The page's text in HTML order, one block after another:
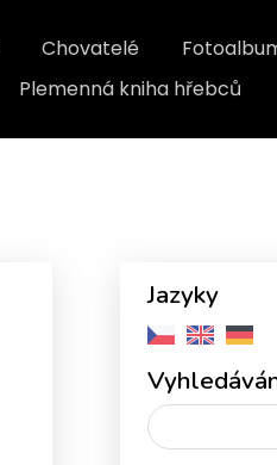
Chovatelé
Plemenná kniha hřebců
Jazyky